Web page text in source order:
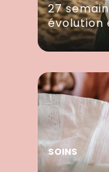
27
évolution
SOINS